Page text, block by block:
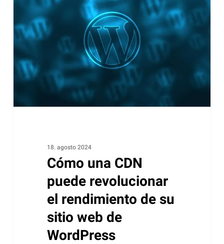
puede
revolucionar
el
rendimiento
de
sitio
WordPress18. agosto 2024
Cómo una CDN
puede revolucionar
el rendimiento de su
sitio web de
WordPress